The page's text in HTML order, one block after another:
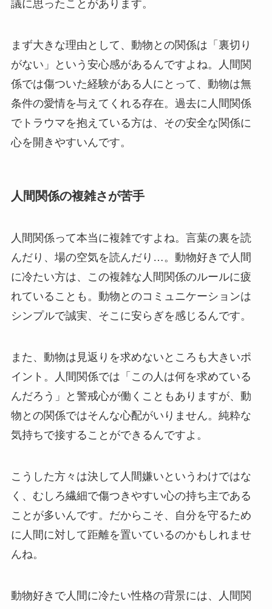
議に思ったことがあります。
まず大きな理由として、動物との関係は「裏切り
がない」という安心感があるんですよね。人間関
係では傷ついた経験がある人にとって、動物は無
条件の愛情を与えてくれる存在。過去に人間関係
でトラウマを抱えている方は、その安全な関係に
心を開きやすいんです。
人間関係の複雑さが苦手
人間関係って本当に複雑ですよね。言葉の裏を読
んだり、場の空気を読んだり…。動物好きで人間
に冷たい方は、この複雑な人間関係のルールに疲
れていることも。動物とのコミュニケーションは
シンプルで誠実、そこに安らぎを感じるんです。
また、動物は見返りを求めないところも大きいポ
イント。人間関係では「この人は何を求めている
んだろう」と警戒心が働くこともありますが、動
物との関係ではそんな心配がいりません。純粋な
気持ちで接することができるんですよ。
こうした方々は決して人間嫌いというわけではな
く、むしろ繊細で傷つきやすい心の持ち主である
ことが多いんです。だからこそ、自分を守るため
に人間に対して距離を置いているのかもしれませ
んね。
動物好きで人間に冷たい性格の背景には、人間関